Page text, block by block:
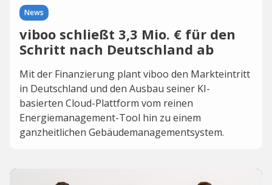
News
viboo schließt 3,3 Mio. € für den
Schritt nach Deutschland ab
Mit der Finanzierung plant viboo den Markteintritt
in Deutschland und den Ausbau seiner KI-
basierten Cloud-Plattform vom reinen
Energiemanagement-Tool hin zu einem
ganzheitlichen Gebäudemanagementsystem.